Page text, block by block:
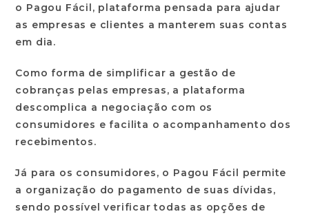
o Pagou Fácil, plataforma pensada para ajudar
as empresas e clientes a manterem suas contas
em dia.
Como forma de simplificar a gestão de
cobranças pelas empresas, a plataforma
descomplica a negociação com os
consumidores e facilita o acompanhamento dos
recebimentos.
Já para os consumidores, o Pagou Fácil permite
a organização do pagamento de suas dívidas,
sendo possível verificar todas as opções de